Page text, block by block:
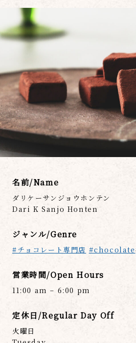
名前/Name
ダリケーサンジョウホンテン
Dari K Sanjo Honten
ジャンル/Genre
#チョコレート専門店 #chocolate
営業時間/Open Hours
11:00 am – 6:00 pm
定休日/Regular Day Off
火曜日